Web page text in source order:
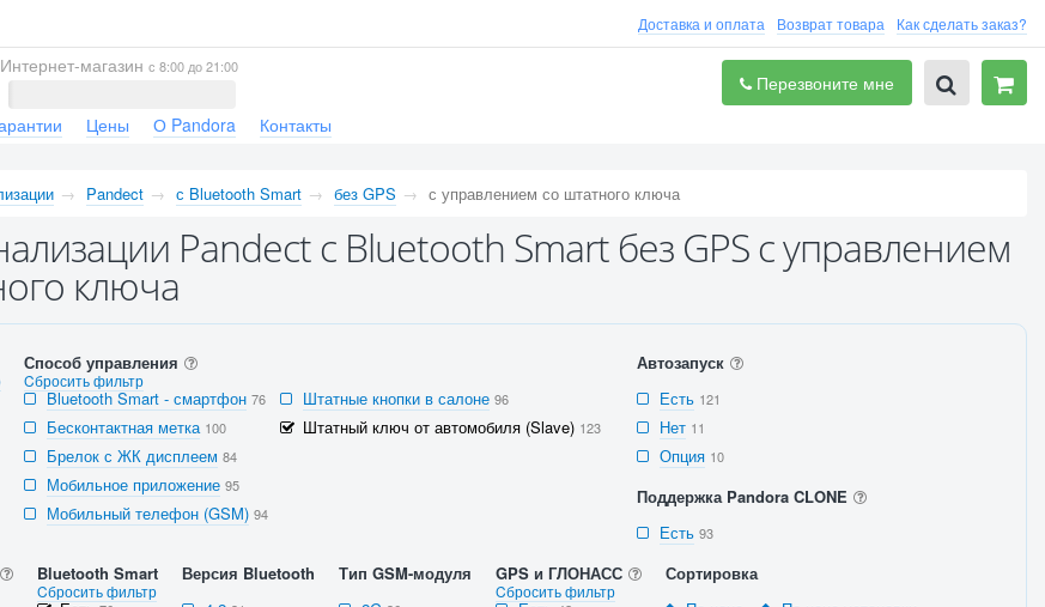
Доставка и оплата Возврат товара Как сделать заказ?
Интернет-магазин с 8:00 до 21:00
Перезвоните мне
Цены О Pandora Контакты
Pandect с Bluetooth Smart без GPS с управлением со штатного ключа
Pandect с Bluetooth Smart без GPS с управлением
ключа
Способ управления
Cбросить фильтр
Bluetooth Smart - смартфон 76
Бесконтактная метка 100
Брелок с ЖК дисплеем 84
Мобильное приложение 95
Мобильный телефон (GSM) 94
Штатные кнопки в салоне 96
Штатный ключ от автомобиля (Slave) 123
Автозапуск
Есть 121
Нет 11
Опция 10
Поддержка Pandora CLONE
Есть 93
Bluetooth Smart
Cбросить фильтр
Версия Bluetooth
Тип GSM-модуля
GPS и ГЛОНАСС
Cбросить фильтр
Сортировка